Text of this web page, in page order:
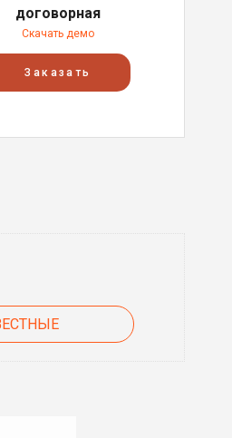
договорная
Скачать демо
Заказать